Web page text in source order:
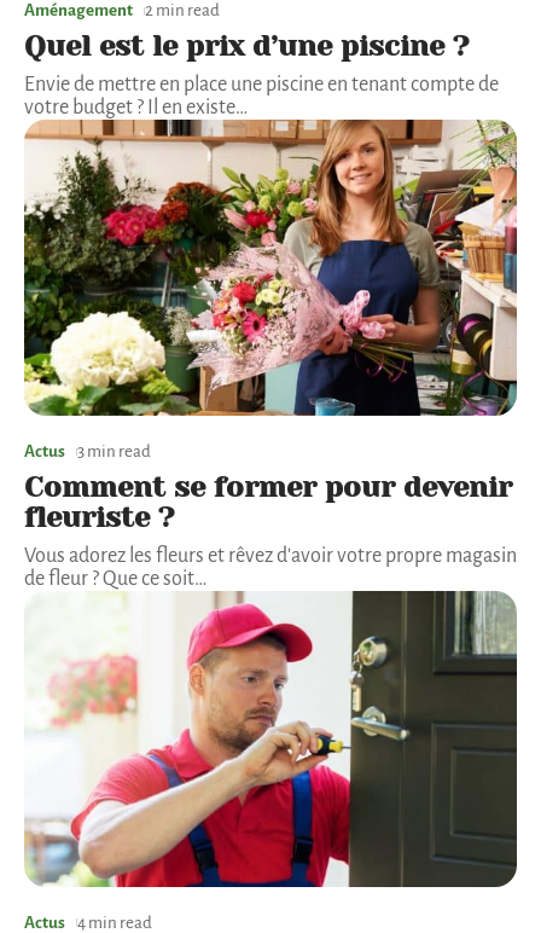
Aménagement 2 min read
Quel est le prix d’une piscine ?
Envie de mettre en place une piscine en tenant compte de
votre budget ? Il en existe…
Actus 3 min read
Comment se former pour devenir
fleuriste ?
Vous adorez les fleurs et rêvez d'avoir votre propre magasin
de fleur ? Que ce soit…
Actus 4 min read